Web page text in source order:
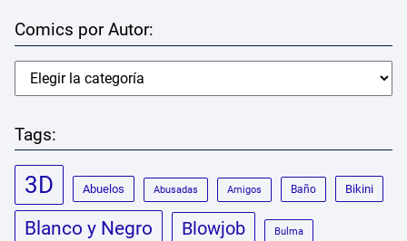
Comics por Autor:
Tags:
3D Abuelos Abusadas Amigos Baño Bikini
Blanco y Negro Blowjob Bulma